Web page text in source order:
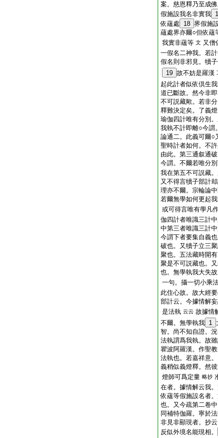
案。慈恩釋乃至成
假施設我名非實我
依蘊處
18 界假施
蘊處界亦爾○但依蘊
我實非蘊等 文 又僧
一假名二神我。若
假名則非邪見。犢
19 故不妨是羅漢
起此計者似依倶生
道已斷故。然今非
不可説藏歟。若非
釋難決定矣。了義
瑜伽四計唯有分別
我執不計即離○今謂
論通二。此義可爾○
聖時計者如何。不
由此。第三通叙通
今謂。不爾若唯分
我在第五不可説藏
又不得言犢子部計
理亦不爾。宗輪論
若爾無學如何更起
或可得言唯有學凡
伽四計者唯識三計
中第三者唯識三計
今謂下者要集自義
破也。又犢子立三
聚也。五法藏時開
聚是不可説藏也。
也。無學執我大失
一句。攝一切小乘
此住心故。故大經
部計云。今據情解
是法執 云云 故據情
不爾。無學執我 1
智。尚不知自證。
法執謂爲我執。故
瞿波阿羅漢。作聖
法執也。若嘉祥意
義稍似義燈釋。然
燈師可爲定量 略抄
在者。據情解云我
依蘊等假施設名者
也。又今疏第二卷
同補特伽羅。寧於
非見非顯現者。抄
反似外境名能現相。